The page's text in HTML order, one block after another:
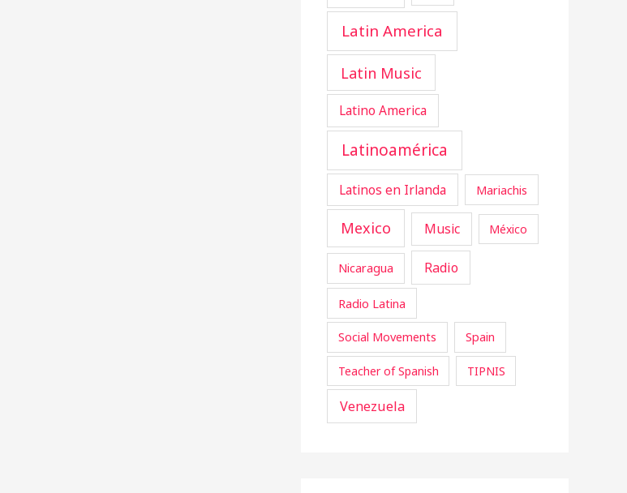
Latin America
Latin Music
Latino America
Latinoamérica
Latinos en Irlanda Mariachis
Mexico Music México
Nicaragua Radio
Radio Latina
Social Movements Spain
Teacher of Spanish TIPNIS
Venezuela